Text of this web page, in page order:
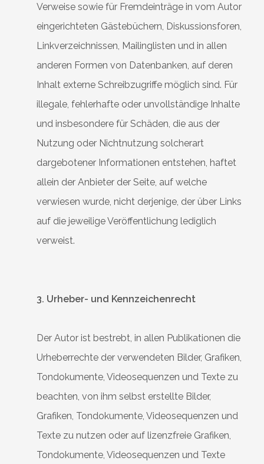
Verweise sowie für Fremdeinträge in vom Autor
eingerichteten Gästebüchern, Diskussionsforen,
Linkverzeichnissen, Mailinglisten und in allen
anderen Formen von Datenbanken, auf deren
Inhalt externe Schreibzugriffe möglich sind. Für
illegale, fehlerhafte oder unvollständige Inhalte
und insbesondere für Schäden, die aus der
Nutzung oder Nichtnutzung solcherart
dargebotener Informationen entstehen, haftet
allein der Anbieter der Seite, auf welche
verwiesen wurde, nicht derjenige, der über Links
auf die jeweilige Veröffentlichung lediglich
verweist.
3. Urheber- und Kennzeichenrecht
Der Autor ist bestrebt, in allen Publikationen die
Urheberrechte der verwendeten Bilder, Grafiken,
Tondokumente, Videosequenzen und Texte zu
beachten, von ihm selbst erstellte Bilder,
Grafiken, Tondokumente, Videosequenzen und
Texte zu nutzen oder auf lizenzfreie Grafiken,
Tondokumente, Videosequenzen und Texte